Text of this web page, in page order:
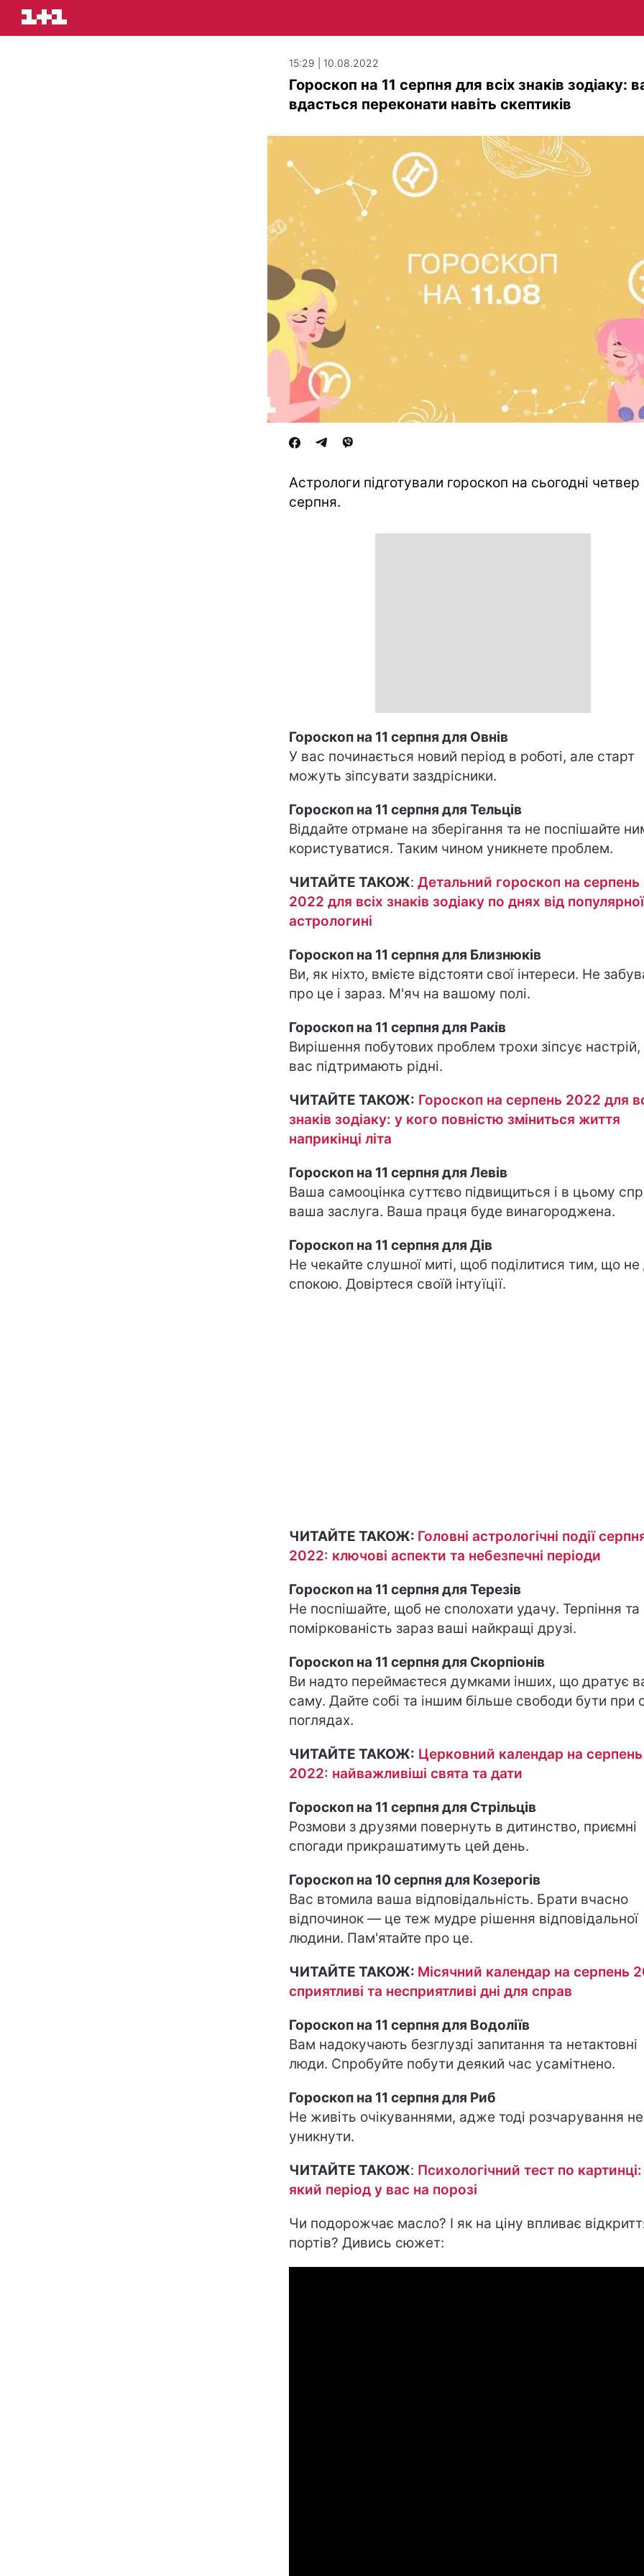
15:29 | 10.08.2022
Гороскоп на 11 серпня для всіх знаків зодіаку:
вдасться переконати навіть скептиків
Астрологи підготували гороскоп на сьогодні четвер
серпня.
Гороскоп на 11 серпня для Овнів
У вас починається новий період в роботі, але старт
можуть зіпсувати заздрісники.
Гороскоп на 11 серпня для Тельців
Віддайте отрмане на зберігання та не поспішайте
користуватися. Таким чином уникнете проблем.
ЧИТАЙТЕ ТАКОЖ: Детальний гороскоп на серпень
2022 для всіх знаків зодіаку по днях від популярної
астрологині
Гороскоп на 11 серпня для Близнюків
Ви, як ніхто, вмієте відстояти свої інтереси. Не
про це і зараз. М'яч на вашому полі.
Гороскоп на 11 серпня для Раків
Вирішення побутових проблем трохи зіпсує
вас підтримають рідні.
ЧИТАЙТЕ ТАКОЖ: Гороскоп на серпень 2022 для
знаків зодіаку: у кого повністю зміниться життя
наприкінці літа
Гороскоп на 11 серпня для Левів
Ваша самооцінка суттєво підвищиться і в цьому
ваша заслуга. Ваша праця буде винагороджена.
Гороскоп на 11 серпня для Дів
Не чекайте слушної миті, щоб поділитися тим, що не
спокою. Довіртеся своїй інтуїції.
ЧИТАЙТЕ ТАКОЖ: Головні астрологічні події
2022: ключові аспекти та небезпечні періоди
Гороскоп на 11 серпня для Терезів
Не поспішайте, щоб не сполохати удачу. Терпіння та
поміркованість зараз ваші найкращі друзі.
Гороскоп на 11 серпня для Скорпіонів
Ви надто переймаєтеся думками інших, що дратує
саму. Дайте собі та іншим більше свободи бути при
поглядах.
ЧИТАЙТЕ ТАКОЖ: Церковний календар на серпень
2022: найважливіші свята та дати
Гороскоп на 11 серпня для Стрільців
Розмови з друзями повернуть в дитинство, приємні
спогади прикрашатимуть цей день.
Гороскоп на 10 серпня для Козерогів
Вас втомила ваша відповідальність. Брати вчасно
відпочинок — це теж мудре рішення відповідальної
людини. Пам'ятайте про це.
ЧИТАЙТЕ ТАКОЖ: Місячний календар на серпень
сприятливі та несприятливі дні для справ
Гороскоп на 11 серпня для Водоліїв
Вам надокучають безглузді запитання та нетактовні
люди. Спробуйте побути деякий час усамітнено.
Гороскоп на 11 серпня для Риб
Не живіть очікуваннями, адже тоді розчарування не
уникнути.
ЧИТАЙТЕ ТАКОЖ: Психологічний тест по картинці:
який період у вас на порозі
Чи подорожчає масло? І як на ціну впливає
портів? Дивись сюжет: